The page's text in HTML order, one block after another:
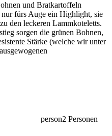
und Bratkartoffeln
fürs Auge ein Highlight, sie
den leckeren Lammkoteletts.
sorgen die grünen Bohnen,
Stärke (welche wir unter
person2 Personen